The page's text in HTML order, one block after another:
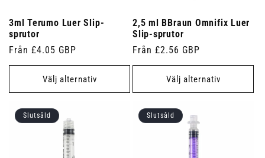
3ml Terumo Luer Slip-
sprutor
Ordinarie
pris
Från £4.05 GBP
Välj alternativ
2,5 ml BBraun Omnifix Luer
Slip-sprutor
Ordinarie
pris
Från £2.56 GBP
Välj alternativ
Slutsåld Slutsåld